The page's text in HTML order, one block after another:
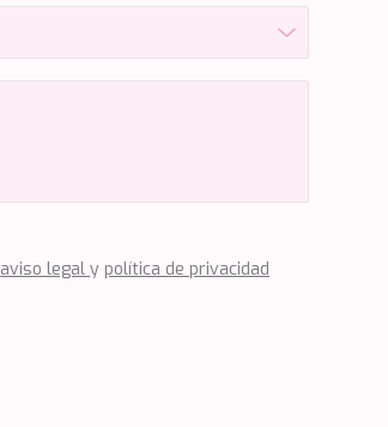
aviso legaly política de privacidad